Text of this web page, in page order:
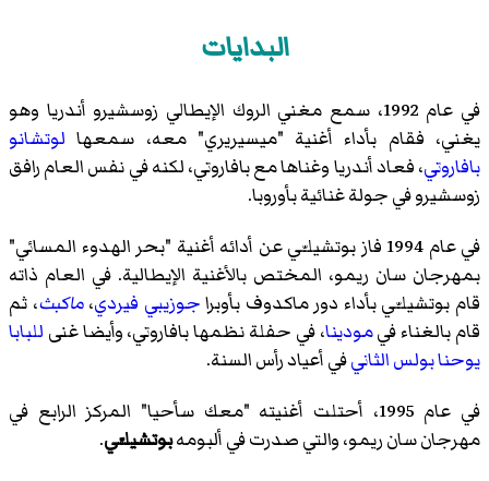
البدايات
في عام 1992، سمع مغني الروك الإيطالي زوسشيرو أندريا وهو
يغني، فقام بأداء أغنية "ميسيريري" معه، سمعها لوتشانو
بافاروتي، فعاد أندريا وغناها مع بافاروتي، لكنه في نفس العام رافق
زوسشيرو في جولة غنائية بأوروبا.
في عام 1994 فاز بوتشيلـّي عن أدائه أغنية "بحر الهدوء المسائي"
بمهرجان سان ريمو، المختص بالأغنية الإيطالية. في العام ذاته
قام بوتشيلـّي بأداء دور ماكدوف بأوبراجوزيبي فيردي،ماكبث، ثم
قام بالغناء فيمودينا، في حفلة نظمها بافاروتي، وأيضا غنى للبابا
يوحنا بولس الثانيفي أعياد رأس السنة.
في عام 1995، أحتلت أغنيته "معك سأحيا" المركز الرابع في
مهرجان سان ريمو، والتي صدرت في ألبومهبوتشيلـّي.